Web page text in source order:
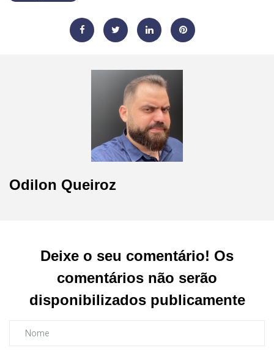
Odilon Queiroz
Deixe o seu comentário! Os
comentários não serão
disponibilizados publicamente